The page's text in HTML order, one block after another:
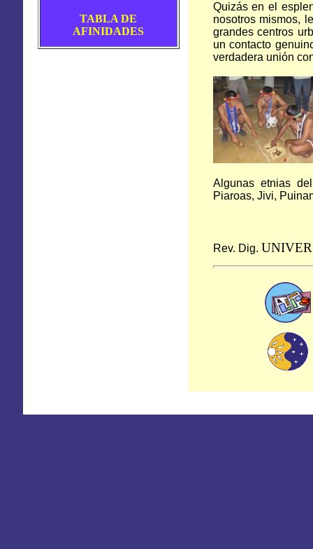
TABLA DE
AFINIDADES
Quizás en el
nosotros mismos,
grandes centros
un contacto
verdadera unión
Algunas etnias
Piaroas, Jivi,
Rev. Dig.